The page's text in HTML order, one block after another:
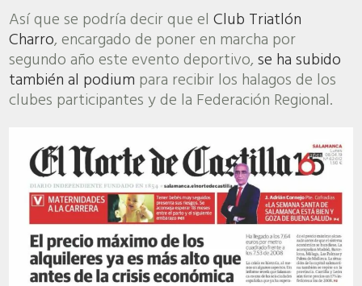
Así que se podría decir que elClub Triatlón
Charro, encargado de poner en marcha por
segundo año este evento deportivo,se ha subido
también al podium para recibir los halagos de los
clubes participantes y de la Federación Regional.